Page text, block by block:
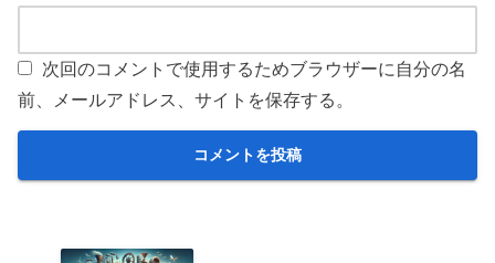
次回のコメントで使用するためブラウザーに自分の名
前、メールアドレス、サイトを保存する。